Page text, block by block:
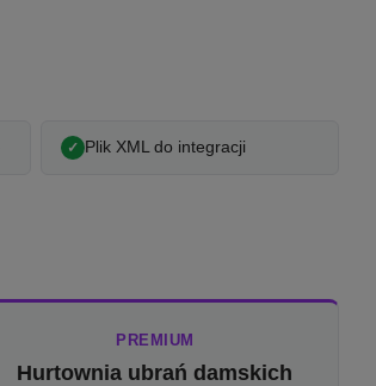
Plik XML do integracji
PREMIUM
Hurtownia ubrań damskich